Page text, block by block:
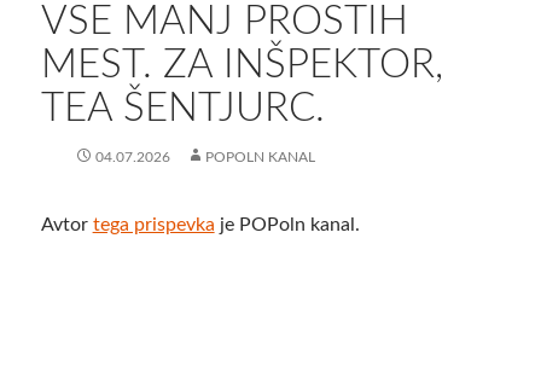
VSE MANJ PROSTIH
MEST. ZA INŠPEKTOR,
TEA ŠENTJURC.
04.07.2026 POPOLN KANAL
Avtor tega prispevka je POPoln kanal.